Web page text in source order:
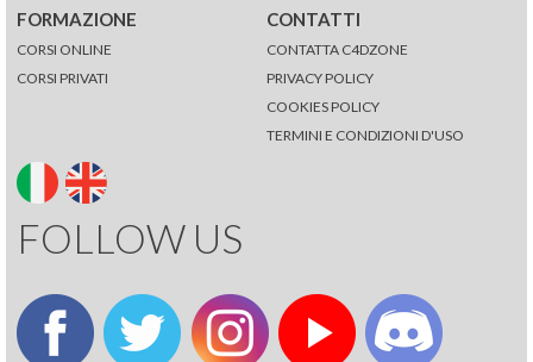
FORMAZIONE
CORSI ONLINE
CORSI PRIVATI
CONTATTI
CONTATTA C4DZONE
PRIVACY POLICY
COOKIES POLICY
TERMINI E CONDIZIONI D'USO
FOLLOW US